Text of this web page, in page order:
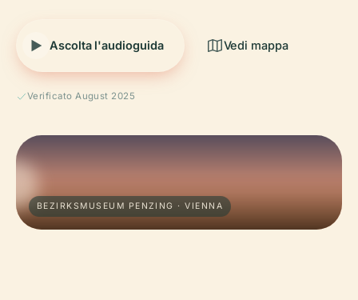
Ascolta l'audioguida Vedi mappa
Verificato August 2025
BEZIRKSMUSEUM PENZING · VIENNA